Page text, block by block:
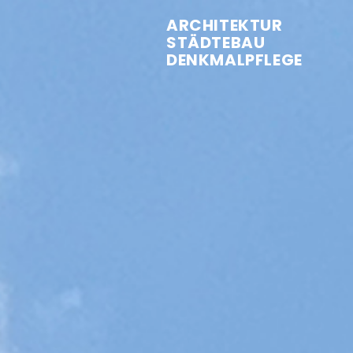
ARCHITEKTUR
STÄDTEBAU
DENKMALPFLEGE